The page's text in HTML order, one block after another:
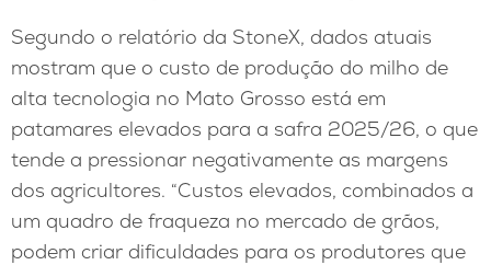
Segundo o relatório da StoneX, dados atuais
mostram que o custo de produção do milho de
alta tecnologia no Mato Grosso está em
patamares elevados para a safra 2025/26, o que
tende a pressionar negativamente as margens
dos agricultores. “Custos elevados, combinados a
um quadro de fraqueza no mercado de grãos,
podem criar dificuldades para os produtores que